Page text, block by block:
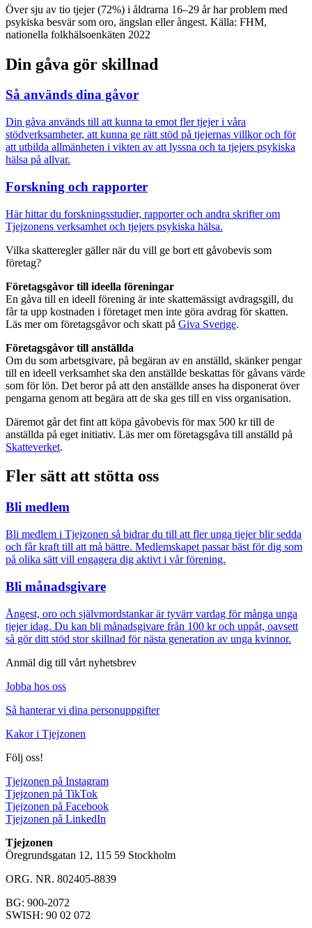
Över sju av tio tjejer (72%) i åldrarna 16–29 år har problem med
psykiska besvär som oro, ängslan eller ångest. Källa: FHM,
nationella folkhälsoenkäten 2022
Din gåva gör skillnad
Så används dina gåvor
Din gåva används till att kunna ta emot fler tjejer i våra
stödverksamheter, att kunna ge rätt stöd på tjejernas villkor och för
att utbilda allmänheten i vikten av att lyssna och ta tjejers psykiska
hälsa på allvar.
Forskning och rapporter
Här hittar du forskningsstudier, rapporter och andra skrifter om
Tjejzonens verksamhet och tjejers psykiska hälsa.
Vilka skatteregler gäller när du vill ge bort ett gåvobevis som
företag?
Företagsgåvor till ideella föreningar
En gåva till en ideell förening är inte skattemässigt avdragsgill, du
får ta upp kostnaden i företaget men inte göra avdrag för skatten.
Läs mer om företagsgåvor och skatt på Giva Sverige.
Företagsgåvor till anställda
Om du som arbetsgivare, på begäran av en anställd, skänker pengar
till en ideell verksamhet ska den anställde beskattas för gåvans värde
som för lön. Det beror på att den anställde anses ha disponerat över
pengarna genom att begära att de ska ges till en viss organisation.
Däremot går det fint att köpa gåvobevis för max 500 kr till de
anställda på eget initiativ. Läs mer om företagsgåva till anställd på
Skatteverket.
Fler sätt att stötta oss
Bli medlem
Bli medlem i Tjejzonen så bidrar du till att fler unga tjejer blir sedda
och får kraft till att må bättre. Medlemskapet passar bäst för dig som
på olika sätt vill engagera dig aktivt i vår förening.
Bli månadsgivare
Ångest, oro och självmordstankar är tyvärr vardag för många unga
tjejer idag. Du kan bli månadsgivare från 100 kr och uppåt, oavsett
så gör ditt stöd stor skillnad för nästa generation av unga kvinnor.
Anmäl dig till vårt nyhetsbrev
Jobba hos oss
Så hanterar vi dina personuppgifter
Kakor i Tjejzonen
Följ oss!
Tjejzonen på Instagram
Tjejzonen på TikTok
Tjejzonen på Facebook
Tjejzonen på LinkedIn
Tjejzonen
Öregrundsgatan 12, 115 59 Stockholm
ORG. NR. 802405-8839
BG: 900-2072
SWISH: 90 02 072